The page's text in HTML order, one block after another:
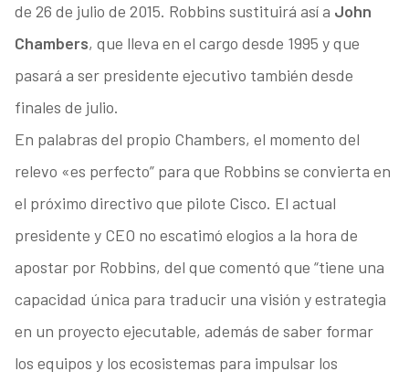
de 26 de julio de 2015. Robbins sustituirá así a John
Chambers, que lleva en el cargo desde 1995 y que
pasará a ser presidente ejecutivo también desde
finales de julio.
En palabras del propio Chambers, el momento del
relevo «es perfecto” para que Robbins se convierta en
el próximo directivo que pilote Cisco. El actual
presidente y CEO no escatimó elogios a la hora de
apostar por Robbins, del que comentó que “tiene una
capacidad única para traducir una visión y estrategia
en un proyecto ejecutable, además de saber formar
los equipos y los ecosistemas para impulsar los